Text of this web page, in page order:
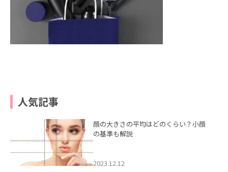
人気記事
顔の大きさの平均はどのくらい？小顔
の基準も解説
2023.12.12